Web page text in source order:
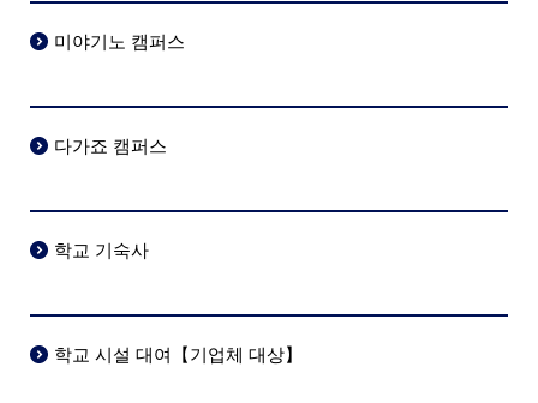
미야기노 캠퍼스
다가죠 캠퍼스
학교 기숙사
학교 시설 대여【기업체 대상】